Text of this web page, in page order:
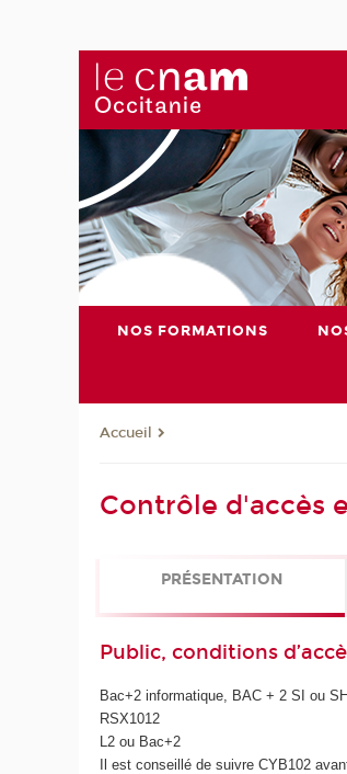
NOS FORMATIONS
Accueil
Contrôle d'accès
PRÉSENTATION
Public, conditions
Bac+2 informatique, BAC + 2 SI ou
RSX1012
L2 ou Bac+2
Il est conseillé de suivre CYB102